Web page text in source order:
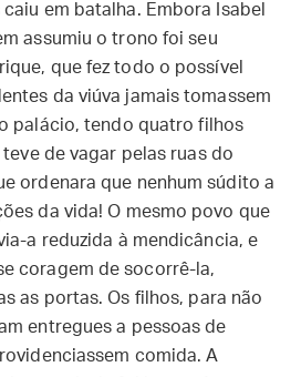
em batalha. Embora Isabel
assumiu o trono foi seu
que fez todo o possível
da viúva jamais tomassem
palácio, tendo quatro filhos
de vagar pelas ruas do
ordenara que nenhum súdito a
da vida! O mesmo povo que
a reduzida à mendicância, e
coragem de socorrê-la,
as portas. Os filhos, para não
entregues a pessoas de
comida. A